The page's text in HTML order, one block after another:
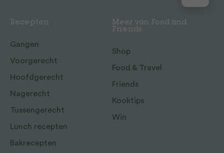
Recepten
Gangen
Voorgerecht
Hoofdgerecht
Nagerecht
Tussengerecht
Lunch recepten
Bakrecepten
Meer van Food and
Friends
Shop
Food & Travel
Friends
Kooktips
Win